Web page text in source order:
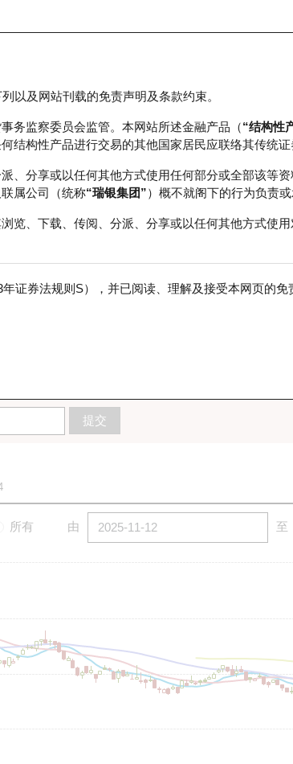
市场统计 瑞银轮证教室
以及网站刊载的免责声明及条款约束。
务监察委员会监管。本网站所述金融产品（“结构性
结构性产品进行交易的其他国家居民应联络其传统
、分享或以任何其他方式使用任何部分或全部该等
属公司（统称“瑞银集团”）概不就阁下的行为负责
览、下载、传阅、分派、分享或以任何其他方式使
证券法规则S），并已阅读、理解及接受本网页的免
提交
所有 由 至